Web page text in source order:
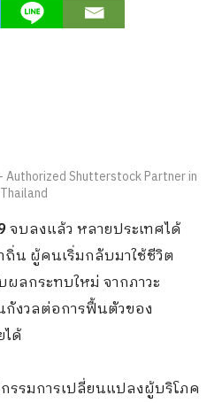
Authorized Shutterstock Partner in
Thailand
จบลงแล้ว หลายประเทศได้
ถิ่น ผู้คนเริ่มกลับมาใช้ชีวิต
ลกระทบใหม่ จากภาวะ
กังวลต่อการฟื้นตัวของ
ได้
รมการเปลี่ยนแปลงผู้บริโภค